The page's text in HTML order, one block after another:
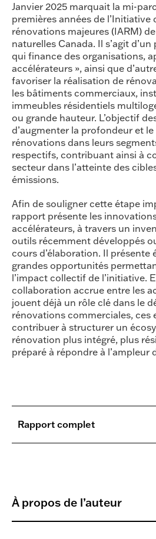
Janvier 2025 marquait la mi-
premières années de l’Initiative
rénovations majeures (IARM)
naturelles Canada. Il s’agit
qui finance des organisations,
accélérateurs », ainsi que
favoriser la réalisation de
les bâtiments commerciaux,
immeubles résidentiels
ou grande hauteur. L’objectif
d’augmenter la profondeur et
rénovations dans leurs
respectifs, contribuant ainsi à
secteur dans l’atteinte des
émissions.
Afin de souligner cette étape
rapport présente les
accélérateurs, à travers un
outils récemment développés
cours d’élaboration. Il présente
grandes opportunités
l’impact collectif de l’initiative.
collaboration accrue entre les
jouent déjà un rôle clé dans le
rénovations commerciales, ces
contribuer à structurer un
rénovation plus intégré, plus
préparé à répondre à l’ampleur
Rapport complet
À propos de l’auteur